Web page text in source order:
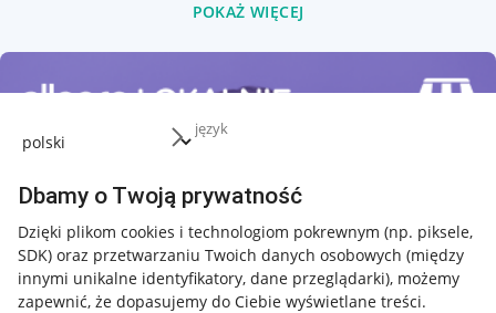
język
Dbamy o Twoją prywatność
Dzięki plikom cookies i technologiom pokrewnym (np. piksele,
SDK) oraz przetwarzaniu Twoich danych osobowych (między
innymi unikalne identyfikatory, dane przeglądarki), możemy
zapewnić, że dopasujemy do Ciebie wyświetlane treści.
POKAŻ WIĘCEJ